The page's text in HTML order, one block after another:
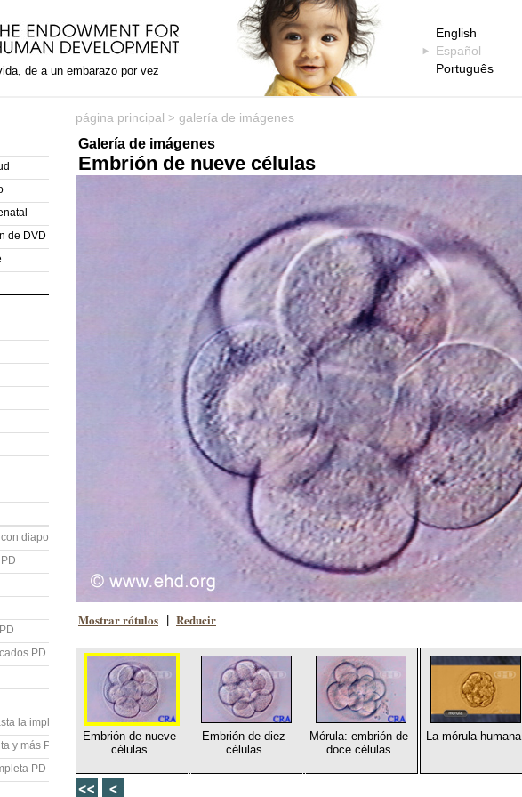
de a un embarazo por vez
English
Español
Português
de DVD
diapositivas (PD)
PD
la implantación PD
y más PD
PD
página principal > galería de imágenes
Galería de imágenes
Embrión de nueve células
Mostrar rótulos Reducir
Embrión de nueve
células
Embrión de diez
células
Mórula: embrión de
doce células
La mórula humana